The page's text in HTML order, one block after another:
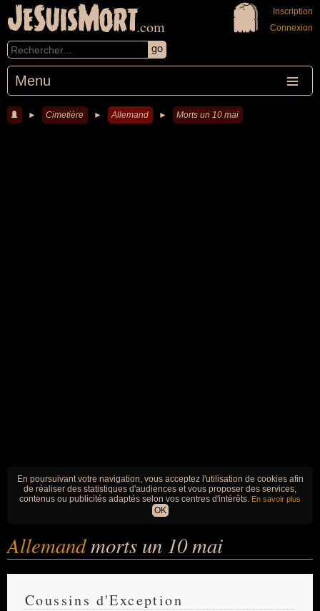
JeSuisMort.com
Menu
Inscription
Connexion
► Cimetière ► Allemand ► Morts un 10 mai
En poursuivant votre navigation, vous acceptez l'utilisation de cookies afin
de réaliser des statistiques d'audiences et vous proposer des services,
contenus ou publicités adaptés selon vos centres d'intérêts. En savoir plus
OK
Allemandmorts un 10 mai
Coussins d'Exception